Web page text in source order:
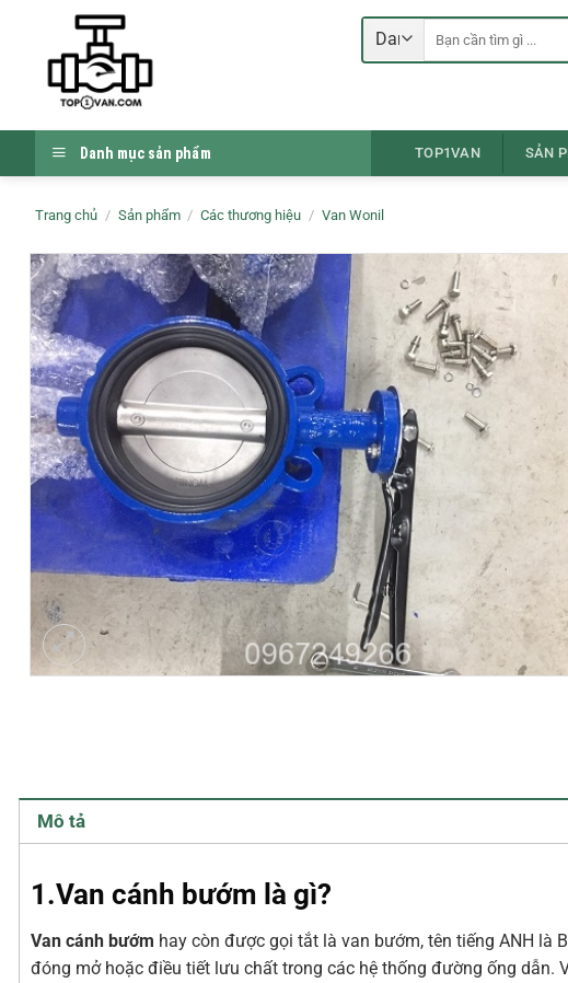
Danh mục sản phẩm TOP1VAN SẢN
Trang chủ / Sản phẩm / Các thương hiệu / Van Wonil
Mô tả
1.Van cánh bướm là gì?
Van cánh bướm hay còn được gọi tắt là van bướm, tên tiếng ANH là
đóng mở hoặc điều tiết lưu chất trong các hệ thống đường ống